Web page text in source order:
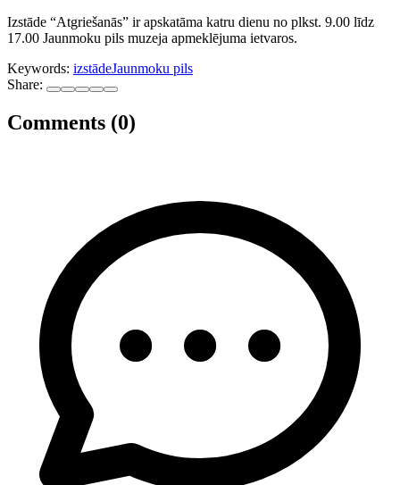
Izstāde “Atgriešanās” ir apskatāma katru dienu no plkst. 9.00 līdz
17.00 Jaunmoku pils muzeja apmeklējuma ietvaros.
Keywords: izstādeJaunmoku pils
Share:
Comments (0)